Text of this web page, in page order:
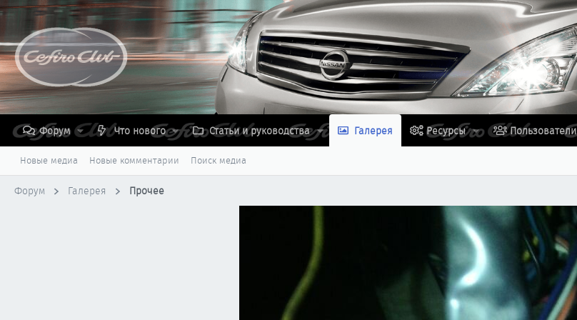
Форум Что нового Статьи и руководства Галерея Ресурсы Пользователи
Новые медиа Новые комментарии Поиск медиа
Форум Галерея Прочее